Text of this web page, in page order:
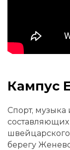
Кампус
Спорт, музыка
берегу